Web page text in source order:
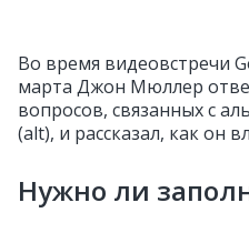
Во время видеовстречи
марта Джон Мюллер
вопросов, связанных с
(alt), и рассказал, как он
Нужно ли